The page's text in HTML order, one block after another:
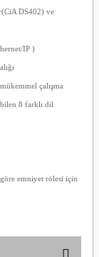
DS402) ve
IP )
çalışma
8 farklı dil
emniyet rölesi için